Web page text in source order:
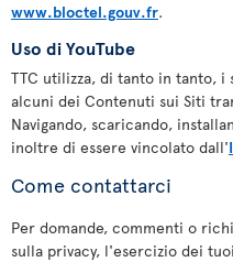
www.bloctel.gouv.fr.
Uso di YouTube
TTC utilizza, di tanto in tanto, i
alcuni dei Contenuti sui Siti
Navigando, scaricando,
inoltre di essere vincolato dall'
Come contattarci
Per domande, commenti o
sulla privacy, l'esercizio dei